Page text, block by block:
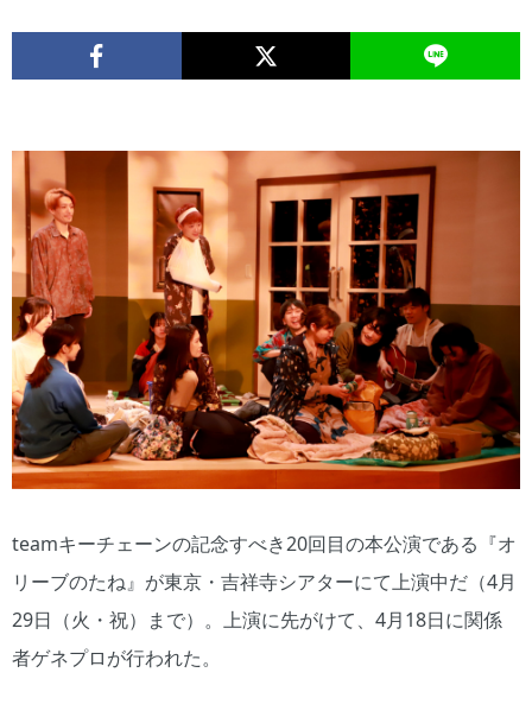
teamキーチェーンの記念すべき20回目の本公演である『オ
リーブのたね』が東京・吉祥寺シアターにて上演中だ（4月
29日（火・祝）まで）。上演に先がけて、4月18日に関係
者ゲネプロが行われた。